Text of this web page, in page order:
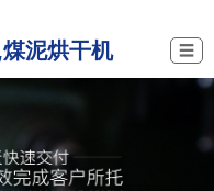
泥烘干机 ☰